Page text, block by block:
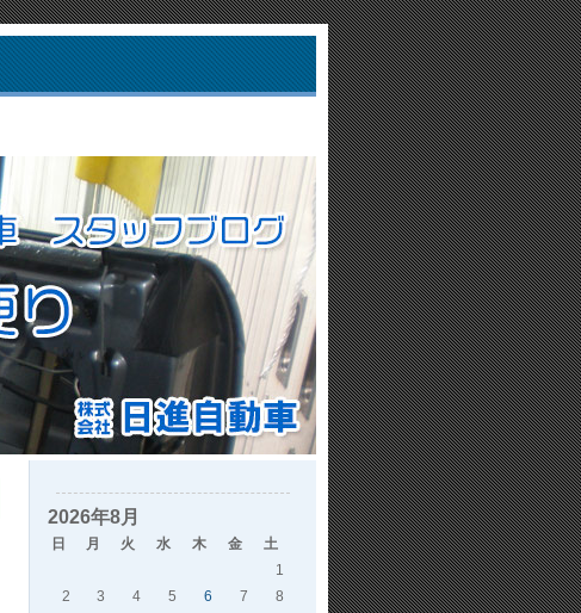
2026年8月
日 月 火 水 木 金 土
1
2
3 4 5 6 7
8